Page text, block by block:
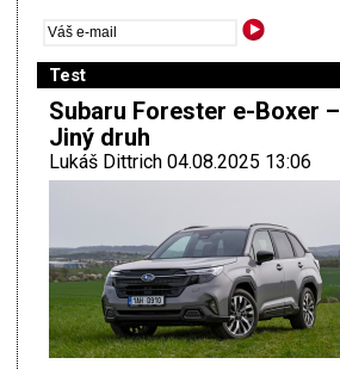
Test
Subaru Forester e-Boxer –
Jiný druh
Lukáš Dittrich 04.08.2025 13:06